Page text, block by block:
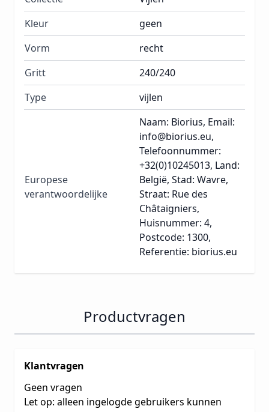
Kleur
geen
Vorm
recht
Gritt
240/240
Type
vijlen
Europese
verantwoordelijke
Naam: Biorius, Email:
info@biorius.eu,
Telefoonnummer:
+32(0)10245013, Land:
België, Stad: Wavre,
Straat: Rue des
Châtaigniers,
Huisnummer: 4,
Postcode: 1300,
Referentie: biorius.eu
Productvragen
Klantvragen
Geen vragen
Let op: alleen ingelogde gebruikers kunnen